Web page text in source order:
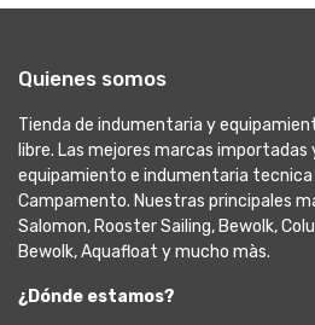
Quienes somos
Tienda de indumentaria y
libre. Las mejores marcas importadas
equipamiento e indumentaria
Campamento. Nuestras principales
Salomon, Rooster Sailing, Bewolk,
Bewolk, Aquafloat y mucho màs.
¿Dónde estamos?